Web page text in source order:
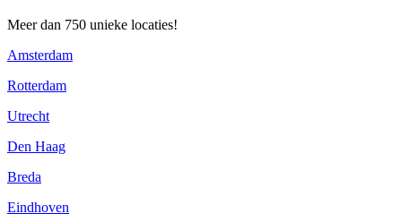
Meer dan 750 unieke locaties!
Amsterdam
Rotterdam
Utrecht
Den Haag
Breda
Eindhoven